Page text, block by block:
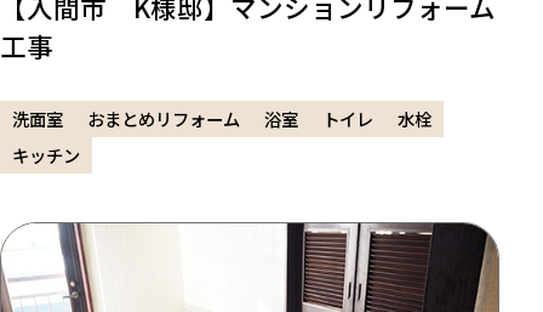
工事
洗面室 おまとめリフォーム 浴室 トイレ
水栓
キッチン